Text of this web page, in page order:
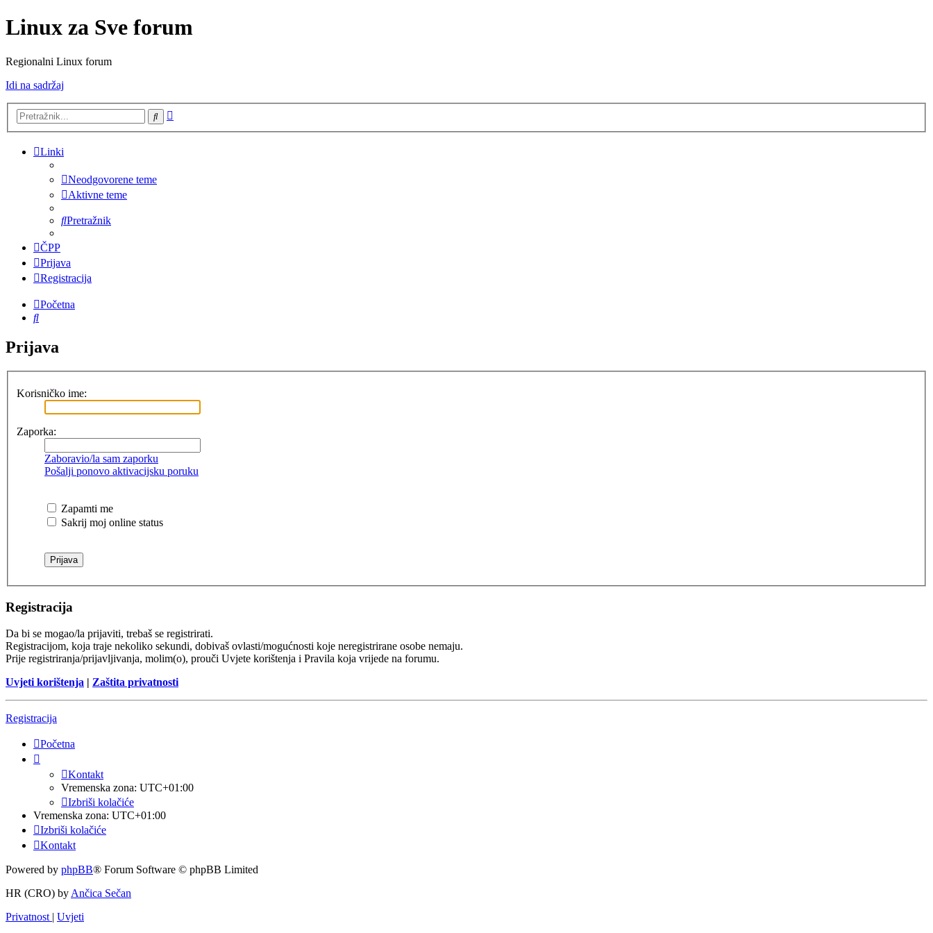
Linux za Sve forum
Regionalni Linux forum
Idi na sadržaj
Pretražnik
Linki
Neodgovorene teme
Aktivne teme
Pretražnik
ČPP
Prijava
Registracija
Početna
Pretražnik
Prijava
Korisničko ime:
Zaporka:
Zaboravio/la sam zaporku
Pošalji ponovo aktivacijsku poruku
Zapamti me
Sakrij moj online status
Registracija
Da bi se mogao/la prijaviti, trebaš se registrirati.
Registracijom, koja traje nekoliko sekundi, dobivaš ovlasti/mogućnosti koje neregistrirane osobe nemaju.
Prije registriranja/prijavljivanja, molim(o), prouči Uvjete korištenja i Pravila koja vrijede na forumu.
Uvjeti korištenja | Zaštita privatnosti
Registracija
Početna
Kontakt
Vremenska zona: UTC+01:00
Izbriši kolačiće
Vremenska zona: UTC+01:00
Izbriši kolačiće
Kontakt
Powered by phpBB® Forum Software © phpBB Limited
HR (CRO) by Ančica Sečan
Privatnost | Uvjeti